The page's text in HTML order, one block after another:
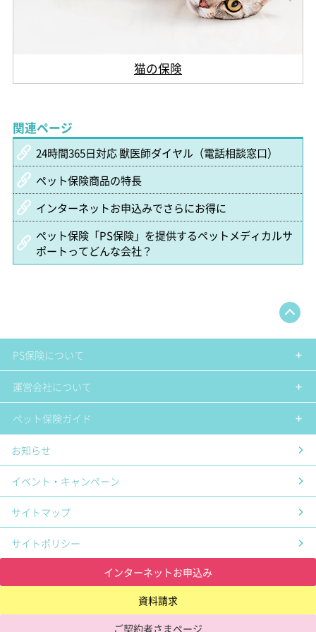
猫の保険
関連ページ
24時間365日対応 獣医師ダイヤル（電話相談窓口）
ペット保険商品の特長
インターネットお申込みでさらにお得に
ペット保険「PS保険」を提供するペットメディカルサ
ポートってどんな会社？
PS保険について
運営会社について
ペット保険ガイド
お知らせ
イベント・キャンペーン
サイトマップ
サイトポリシー
インターネットお申込み
資料請求
ご契約者さまページ